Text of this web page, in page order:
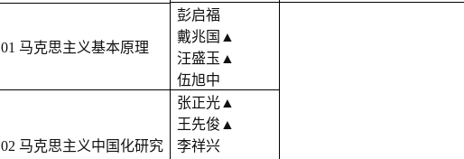
01 马克思主义基本原理
彭启福
戴兆国 ▲
汪盛玉 ▲
伍旭中
02 马克思主义中国化研究
张正光 ▲
王先俊 ▲
李祥兴